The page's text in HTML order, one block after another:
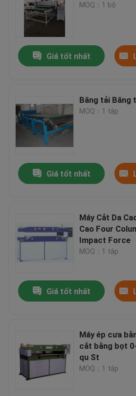
MOQ：1 bộ
Giá tốt nhất
Băng tải Băng
MOQ：1 tập
Giá tốt nhất
Máy Cắt Da
Cao Four
Impact Force
MOQ：1 tập
Giá tốt nhất
Máy ép cưa
cắt bằng bọt
qu St
MOQ：1 tập